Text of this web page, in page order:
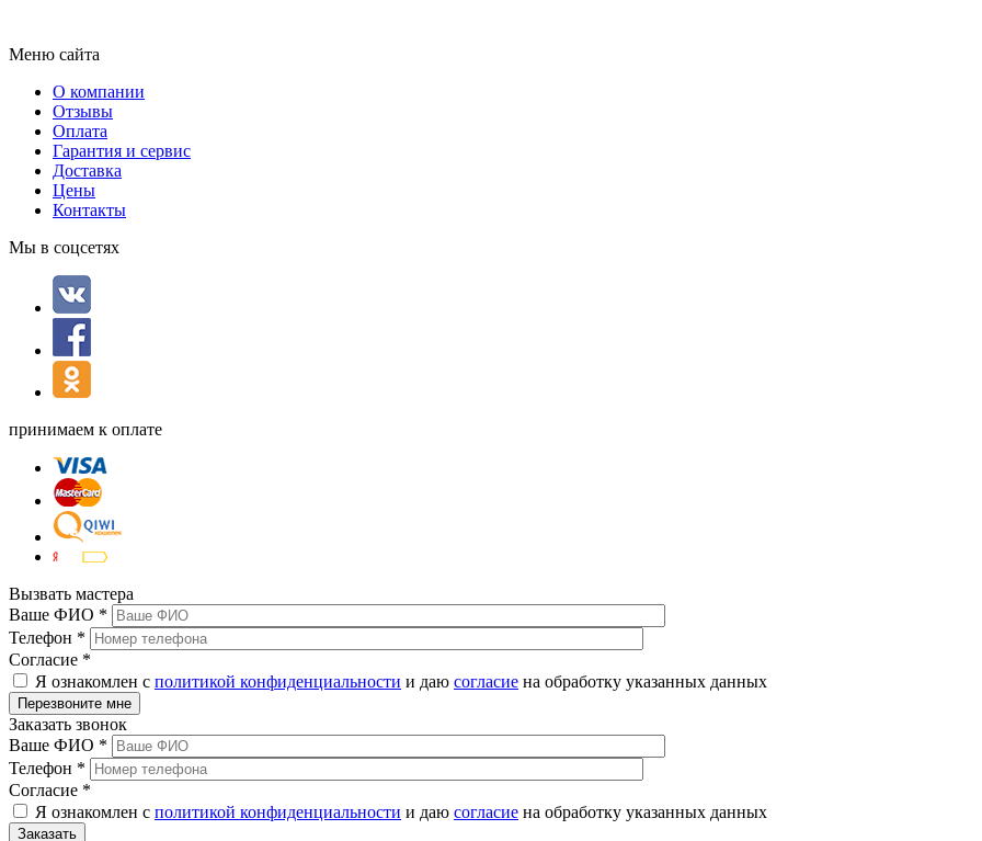
Меню сайта
О компании
Отзывы
Оплата
Гарантия и сервис
Доставка
Цены
Контакты
Мы в соцсетях
принимаем к оплате
Вызвать мастера
Ваше ФИО *
Телефон *
Согласие *
Я ознакомлен с политикой конфиденциальности и даю согласие на обработку указанных данных
Заказать звонок
Ваше ФИО *
Телефон *
Согласие *
Я ознакомлен с политикой конфиденциальности и даю согласие на обработку указанных данных